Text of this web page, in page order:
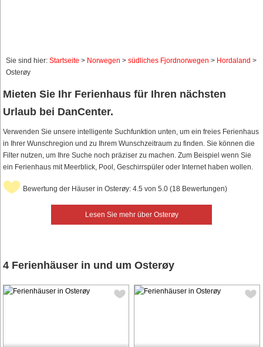
Sie sind hier: Startseite > Norwegen > südliches Fjordnorwegen > Hordaland >
Osterøy
Mieten Sie Ihr Ferienhaus für Ihren nächsten
Urlaub bei DanCenter.
Verwenden Sie unsere intelligente Suchfunktion unten, um ein freies Ferienhaus
in Ihrer Wunschregion und zu Ihrem Wunschzeitraum zu finden. Sie können die
Filter nutzen, um Ihre Suche noch präziser zu machen. Zum Beispiel wenn Sie
ein Ferienhaus mit Meerblick, Pool, Geschirrspüler oder Internet haben wollen.
Lesen Sie mehr über Osterøy
Bewertung der Häuser in Osterøy: 4.5 von 5.0 (18 Bewertungen)
4 Ferienhäuser in und um Osterøy